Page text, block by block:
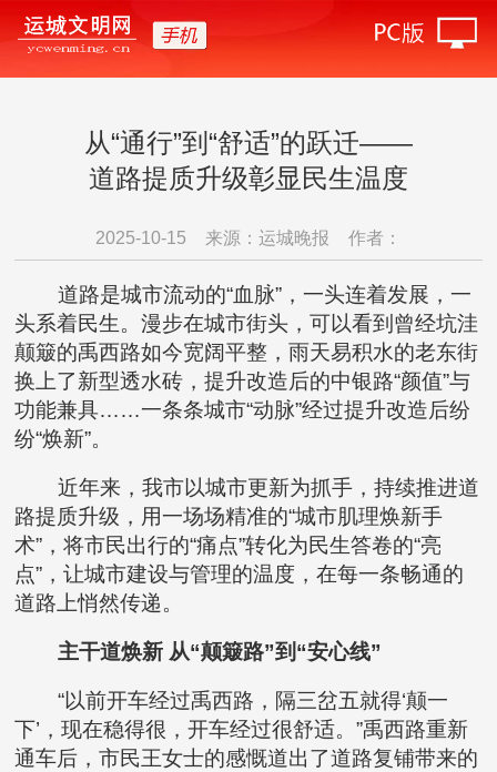
从“通行”到“舒适”的跃迁——
道路提质升级彰显民生温度
2025-10-15 来源：运城晚报 作者：
道路是城市流动的“血脉”，一头连着发展，一
头系着民生。漫步在城市街头，可以看到曾经坑洼
颠簸的禹西路如今宽阔平整，雨天易积水的老东街
换上了新型透水砖，提升改造后的中银路“颜值”与
功能兼具……一条条城市“动脉”经过提升改造后纷
纷“焕新”。
近年来，我市以城市更新为抓手，持续推进道
路提质升级，用一场场精准的“城市肌理焕新手
术”，将市民出行的“痛点”转化为民生答卷的“亮
点”，让城市建设与管理的温度，在每一条畅通的
道路上悄然传递。
主干道焕新 从“颠簸路”到“安心线”
“以前开车经过禹西路，隔三岔五就得‘颠一
下’，现在稳得很，开车经过很舒适。”禹西路重新
通车后，市民王女士的感慨道出了道路复铺带来的